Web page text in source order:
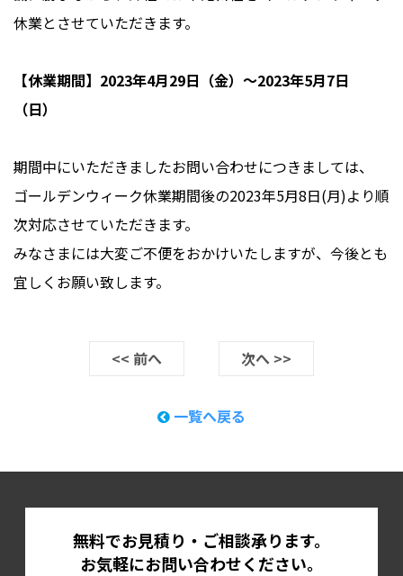
休業とさせていただきます。
【休業期間】2023年4月29日（金）～2023年5月7日
（日）
期間中にいただきましたお問い合わせにつきましては、
ゴールデンウィーク休業期間後の2023年5月8日(月)より順
次対応させていただきます。
みなさまには大変ご不便をおかけいたしますが、今後とも
宜しくお願い致します。
<< 前へ 次へ >>
一覧へ戻る
無料でお見積り・ご相談承ります。
お気軽にお問い合わせください。